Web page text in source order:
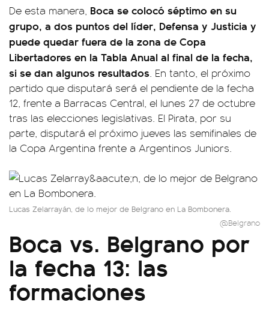
De esta manera, Boca se colocó séptimo en su
grupo, a dos puntos del líder, Defensa y Justicia y
puede quedar fuera de la zona de Copa
Libertadores en la Tabla Anual al final de la fecha,
si se dan algunos resultados. En tanto, el próximo
partido que disputará será el pendiente de la fecha
12, frente a Barracas Central, el lunes 27 de octubre
tras las elecciones legislativas. El Pirata, por su
parte, disputará el próximo jueves las semifinales de
la Copa Argentina frente a Argentinos Juniors.
Lucas Zelarrayán, de lo mejor de Belgrano en La Bombonera.
@Belgrano
Boca vs. Belgrano por
la fecha 13: las
formaciones